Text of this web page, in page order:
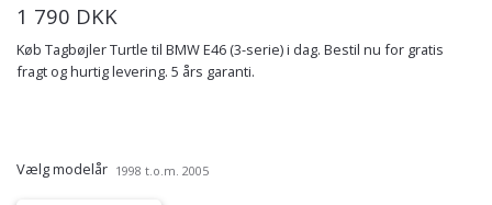
1 790 DKK
Køb Tagbøjler Turtle til BMW E46 (3-serie) i dag. Bestil nu for gratis
fragt og hurtig levering. 5 års garanti.
Vælg modelår 1998 t.o.m. 2005